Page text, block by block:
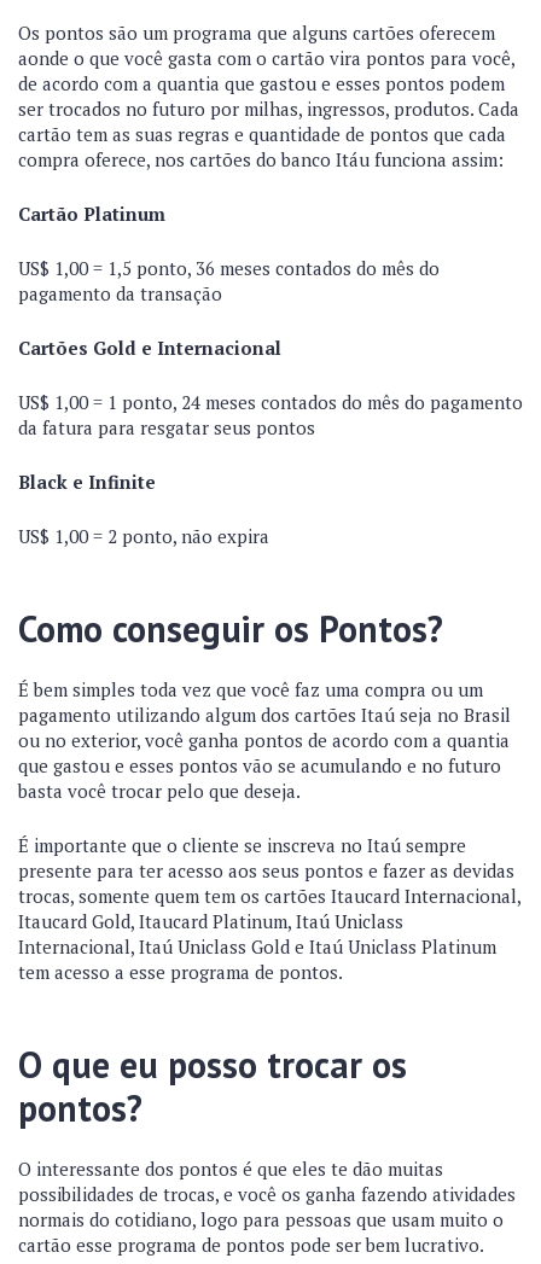
Os pontos são um programa que alguns cartões oferecem
aonde o que você gasta com o cartão vira pontos para você,
de acordo com a quantia que gastou e esses pontos podem
ser trocados no futuro por milhas, ingressos, produtos. Cada
cartão tem as suas regras e quantidade de pontos que cada
compra oferece, nos cartões do banco Itáu funciona assim:
Cartão Platinum
US$ 1,00 = 1,5 ponto, 36 meses contados do mês do
pagamento da transação
Cartões Gold e Internacional
US$ 1,00 = 1 ponto, 24 meses contados do mês do pagamento
da fatura para resgatar seus pontos
Black e Infinite
US$ 1,00 = 2 ponto, não expira
Como conseguir os Pontos?
É bem simples toda vez que você faz uma compra ou um
pagamento utilizando algum dos cartões Itaú seja no Brasil
ou no exterior, você ganha pontos de acordo com a quantia
que gastou e esses pontos vão se acumulando e no futuro
basta você trocar pelo que deseja.
É importante que o cliente se inscreva no Itaú sempre
presente para ter acesso aos seus pontos e fazer as devidas
trocas, somente quem tem os cartões Itaucard Internacional,
Itaucard Gold, Itaucard Platinum, Itaú Uniclass
Internacional, Itaú Uniclass Gold e Itaú Uniclass Platinum
tem acesso a esse programa de pontos.
O que eu posso trocar os
pontos?
O interessante dos pontos é que eles te dão muitas
possibilidades de trocas, e você os ganha fazendo atividades
normais do cotidiano, logo para pessoas que usam muito o
cartão esse programa de pontos pode ser bem lucrativo.